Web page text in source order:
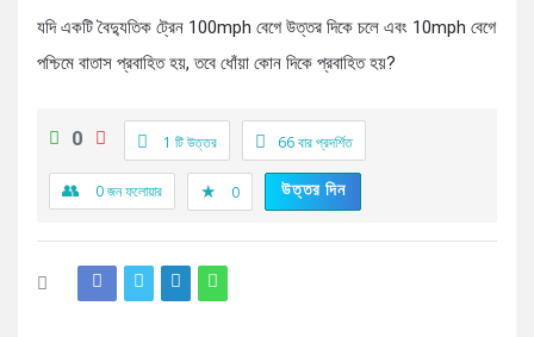
যদি একটি বৈদ্যুতিক ট্রেন 100mph বেগে উত্তর দিকে চলে এবং 10mph বেগে
পশ্চিমে বাতাস প্রবাহিত হয়, তবে ধোঁয়া কোন দিকে প্রবাহিত হয়?
0 1 টি উত্তর 66বার প্রদর্শিত
0জন ফলোয়ার 0 উত্তর দিন